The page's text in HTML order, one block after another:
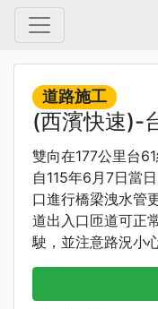
道路施工
(西濱快速)-
雙向在177公里台
自115年6月7日當
口進行橋梁洩水管
道出入口匝道可正
駛，並注意路況小